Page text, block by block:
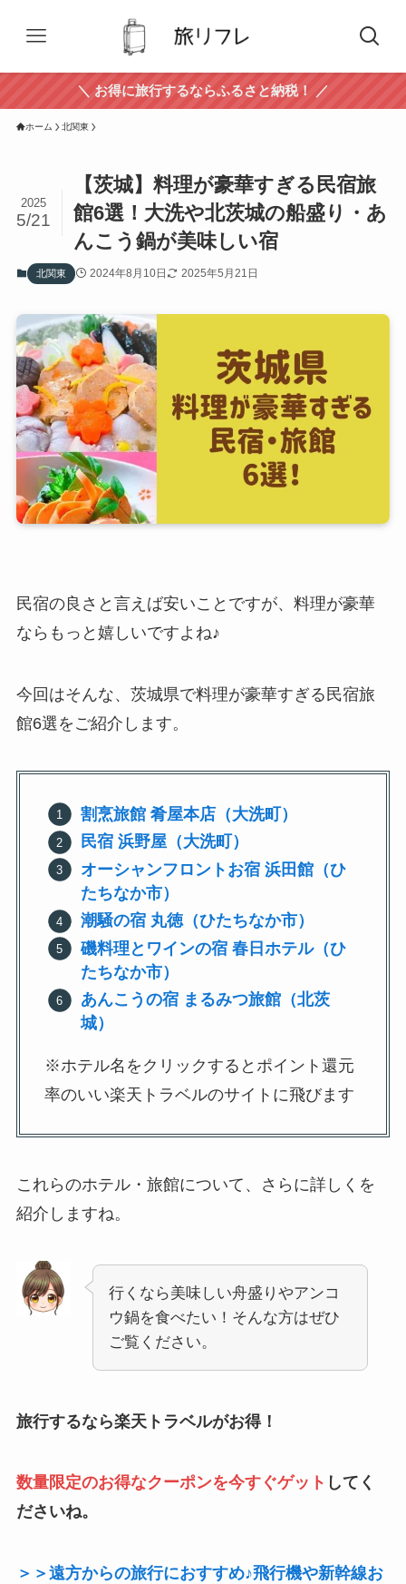
＼ お得に旅行するならふるさと納税！ ／
ホーム 北関東
【茨城】料理が豪華すぎる民宿旅
館6選！大洗や北茨城の船盛り・あ
んこう鍋が美味しい宿
2025
5/21
北関東 2024年8月10日 2025年5月21日
民宿の良さと言えば安いことですが、料理が豪華
ならもっと嬉しいですよね♪
今回はそんな、茨城県で料理が豪華すぎる民宿旅
館6選をご紹介します。
割烹旅館 肴屋本店（大洗町）
民宿 浜野屋（大洗町）
オーシャンフロントお宿 浜田館（ひ
たちなか市）
潮騒の宿 丸徳（ひたちなか市）
磯料理とワインの宿 春日ホテル（ひ
たちなか市）
あんこうの宿 まるみつ旅館（北茨
城）
※ホテル名をクリックするとポイント還元
率のいい楽天トラベルのサイトに飛びます
これらのホテル・旅館について、さらに詳しくを
紹介しますね。
行くなら美味しい舟盛りやアンコ
ウ鍋を食べたい！そんな方はぜひ
ご覧ください。
旅行するなら楽天トラベルがお得！
数量限定のお得なクーポンを今すぐゲット してく
ださいね。
＞＞遠方からの旅行におすすめ♪飛行機や新幹線お